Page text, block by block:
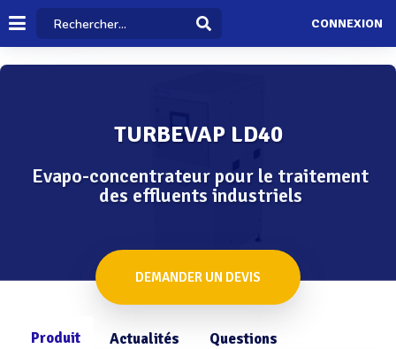
CONNEXION
TURBEVAP LD40
Evapo-concentrateur pour le traitement
des effluents industriels
DEMANDER UN DEVIS
Produit Actualités Questions